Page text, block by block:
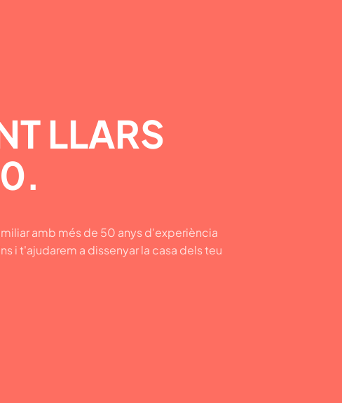
LLARS
amb més de 50 anys d'experiència
i t'ajudarem a dissenyar la casa dels teu